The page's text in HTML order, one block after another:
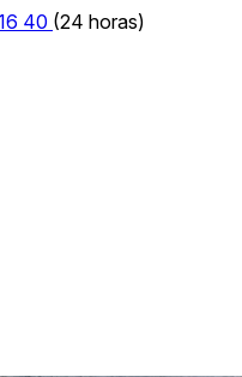
40 (24 horas)